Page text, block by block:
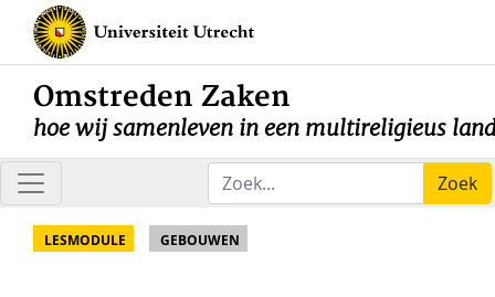
Omstreden Zaken
hoe wij samenleven in een multireligieus
Zoek
LESMODULE GEBOUWEN